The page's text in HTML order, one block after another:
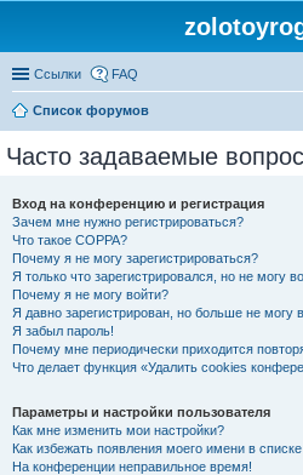
Ссылки FAQ
Список форумов
Часто задаваемые
Вход на конференцию и регистрация
Зачем мне нужно регистрироваться?
Что такое COPPA?
Почему я не могу зарегистрироваться?
Я только что зарегистрировался, но не могу
Почему я не могу войти?
Я давно зарегистрирован, но больше не могу
Я забыл пароль!
Почему мне периодически приходится
Что делает функция «Удалить cookies
Параметры и настройки пользователя
Как мне изменить мои настройки?
Как избежать появления моего имени в
На конференции неправильное время!